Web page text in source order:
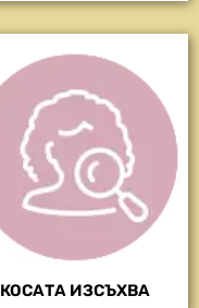
КОСАТА ИЗСЪХВА